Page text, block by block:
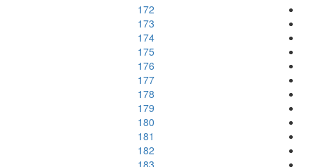
172
173
174
175
176
177
178
179
180
181
182